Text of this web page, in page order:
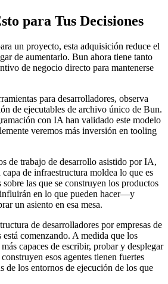
para Tus Decisiones
un proyecto, esta adquisición reduce el
de aumentarlo. Bun ahora tiene tanto
de negocio directo para mantenerse
para desarrolladores, observa
de ejecutables de archivo único de Bun.
con IA han validado este modelo
veremos más inversión en tooling
de trabajo de desarrollo asistido por IA,
de infraestructura moldea lo que es
las que se construyen los productos
en lo que pueden hacer—y
un asiento en esa mesa.
de desarrolladores por empresas de
comenzando. A medida que los
capaces de escribir, probar y desplegar
esos agentes tienen fuertes
de los entornos de ejecución de los que